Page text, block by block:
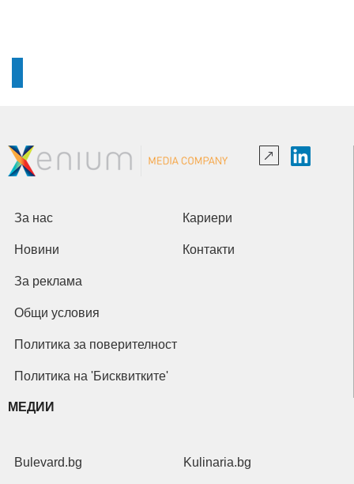
За нас Кариери
Новини Контакти
За реклама
Общи условия
Политика за поверителност
Политика на 'Бисквитките'
МЕДИИ
Bulevard.bg Kulinaria.bg